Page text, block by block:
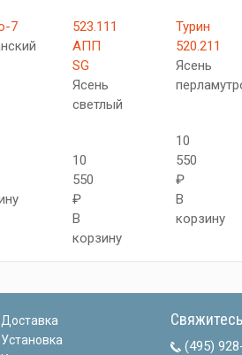
7
523.111
АПП
SG
Ясень
светлый
10
550
₽
В
корзину
Турин
520.211
Ясень
10
550
₽
В
корзину
Доставка
Установка
(495)